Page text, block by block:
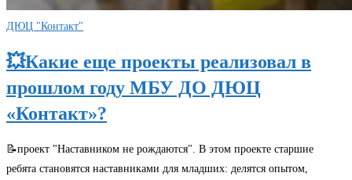
ДЮЦ "Контакт"
💥Какие еще проекты реализовал в
прошлом году МБУ ДО ДЮЦ
«Контакт»?
📝проект "Наставником не рождаются". В этом проекте старшие
ребята становятся наставниками для младших: делятся опытом,